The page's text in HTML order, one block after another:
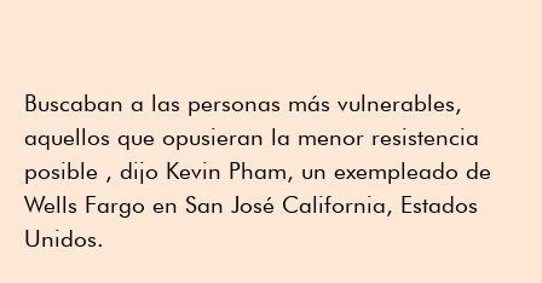
Buscaban a las personas más vulnerables,
aquellos que opusieran la menor resistencia
posible , dijo Kevin Pham, un exempleado de
Wells Fargo en San José California, Estados
Unidos.